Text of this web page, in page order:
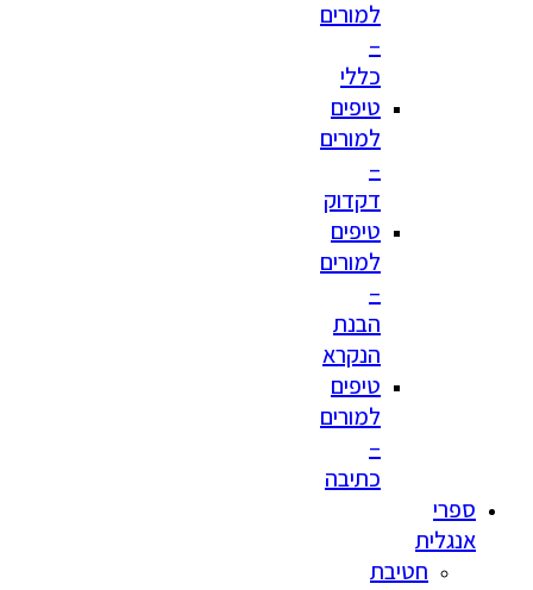
למורים
–
כללי
טיפים
למורים
–
דקדוק
טיפים
למורים
–
הבנת
הנקרא
טיפים
למורים
–
כתיבה
ספרי
אנגלית
חטיבת